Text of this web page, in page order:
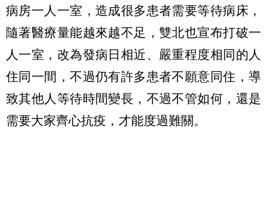
病房一人一室，造成很多患者需要等待病床，
隨著醫療量能越來越不足，雙北也宣布打破一
人一室，改為發病日相近、嚴重程度相同的人
住同一間，不過仍有許多患者不願意同住，導
致其他人等待時間變長，不過不管如何，還是
需要大家齊心抗疫，才能度過難關。